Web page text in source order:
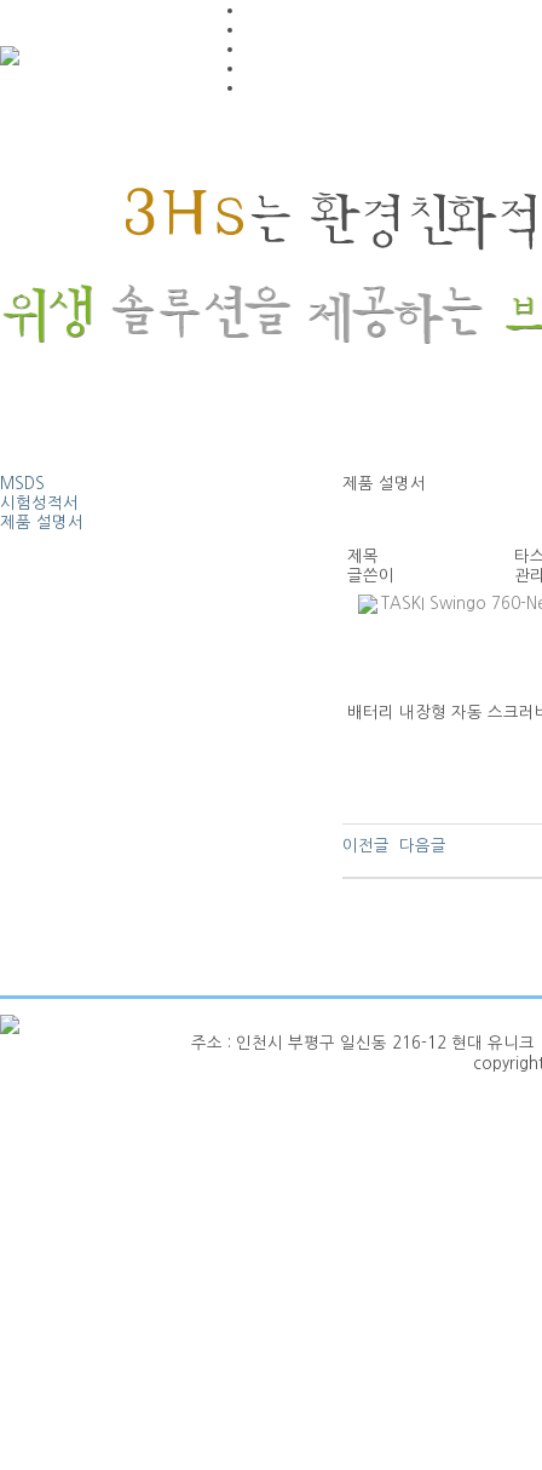
MSDS
시험성적서
제품 설명서
제품 설명서
제목
타
글쓴이
관
TASKI Swingo 760-
배터리 내장형 자동 스크러
이전글 다음글
주소 : 인천시 부평구 일신동 216-12 현대 유니